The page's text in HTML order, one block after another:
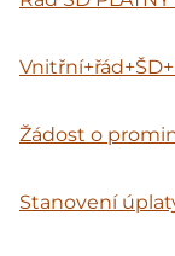
Žádost o
Stanovení